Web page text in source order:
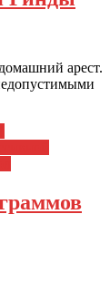
арест.